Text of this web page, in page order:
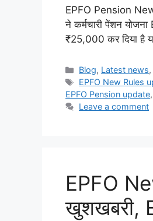
EPFO Pension
ने कर्मचारी पेंशन
₹25,000 कर दिया है
Categories
Blog, Latest news,
Tags
EPFO New Rules
EPFO Pension update,
Leave a comment
EPFO
खुशखबरी,